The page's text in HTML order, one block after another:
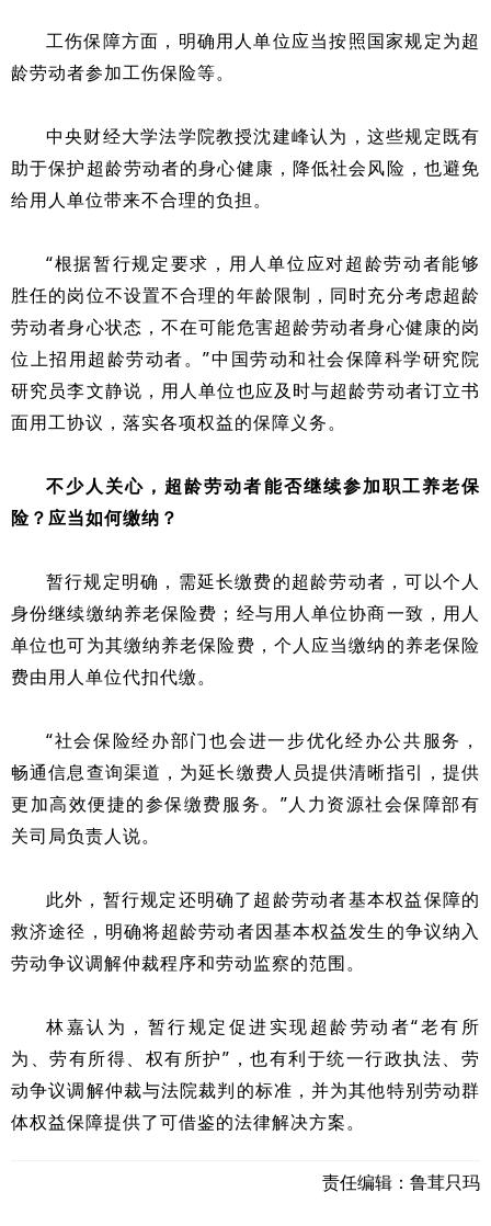
工伤保障方面，明确用人单位应当按照国家规定为超
龄劳动者参加工伤保险等。
中央财经大学法学院教授沈建峰认为，这些规定既有
助于保护超龄劳动者的身心健康，降低社会风险，也避免
给用人单位带来不合理的负担。
“根据暂行规定要求，用人单位应对超龄劳动者能够
胜任的岗位不设置不合理的年龄限制，同时充分考虑超龄
劳动者身心状态，不在可能危害超龄劳动者身心健康的岗
位上招用超龄劳动者。”中国劳动和社会保障科学研究院
研究员李文静说，用人单位也应及时与超龄劳动者订立书
面用工协议，落实各项权益的保障义务。
不少人关心，超龄劳动者能否继续参加职工养老保
险？应当如何缴纳？
暂行规定明确，需延长缴费的超龄劳动者，可以个人
身份继续缴纳养老保险费；经与用人单位协商一致，用人
单位也可为其缴纳养老保险费，个人应当缴纳的养老保险
费由用人单位代扣代缴。
“社会保险经办部门也会进一步优化经办公共服务，
畅通信息查询渠道，为延长缴费人员提供清晰指引，提供
更加高效便捷的参保缴费服务。”人力资源社会保障部有
关司局负责人说。
此外，暂行规定还明确了超龄劳动者基本权益保障的
救济途径，明确将超龄劳动者因基本权益发生的争议纳入
劳动争议调解仲裁程序和劳动监察的范围。
林嘉认为，暂行规定促进实现超龄劳动者“老有所
为、劳有所得、权有所护”，也有利于统一行政执法、劳
动争议调解仲裁与法院裁判的标准，并为其他特别劳动群
体权益保障提供了可借鉴的法律解决方案。
责任编辑： 鲁茸只玛